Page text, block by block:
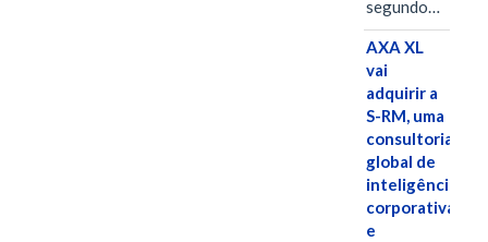
segundo…
AXA XL
vai
adquirir a
S-RM, uma
consultoria
global de
inteligência
corporativa
e